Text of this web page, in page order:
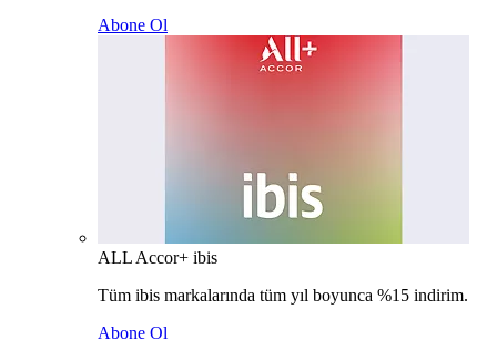
Abone Ol
ALL Accor+ ibis
Tüm ibis markalarında tüm yıl boyunca %15 indirim.
Abone Ol